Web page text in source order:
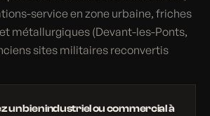
service en zone urbaine, friches
métallurgiques (Devant-les-Ponts,
sites militaires reconvertis
un bien industriel ou commercial à